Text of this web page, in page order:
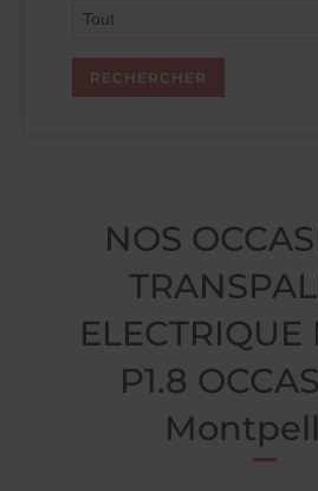
NOS
ELECTRIQUE
P1.8